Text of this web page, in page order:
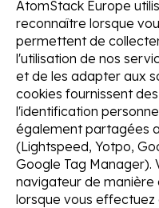
AtomStack Europe
reconnaître lorsque
permettent de
l'utilisation de nos
et de les adapter aux
cookies fournissent
l'identification
également partagées
(Lightspeed, Yotpo,
Google Tag Manager).
navigateur de manière
lorsque vous effectuez